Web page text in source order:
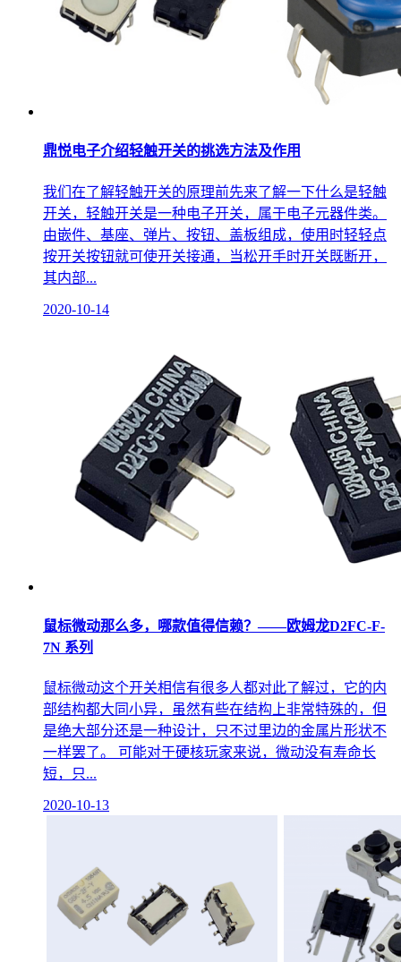
鼎悦电子介绍轻触开关的挑选方法及作用
我们在了解轻触开关的原理前先来了解一下什么是轻触
开关，轻触开关是一种电子开关，属于电子元器件类。
由嵌件、基座、弹片、按钮、盖板组成，使用时轻轻点
按开关按钮就可使开关接通，当松开手时开关既断开，
其内部...
2020-10-14
鼠标微动那么多，哪款值得信赖？——欧姆龙D2FC-F-
7N 系列
鼠标微动这个开关相信有很多人都对此了解过，它的内
部结构都大同小异，虽然有些在结构上非常特殊的，但
是绝大部分还是一种设计，只不过里边的金属片形状不
一样罢了。 可能对于硬核玩家来说，微动没有寿命长
短，只...
2020-10-13